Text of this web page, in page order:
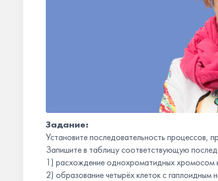
Задание:
Установите последовательность процессов,
Запишите в таблицу соответствующую
1) расхождение однохроматидных хромосом
2) образование четырёх клеток с